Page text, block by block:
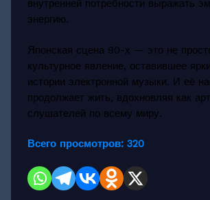
внутренней потребности выражать
энергию.
Японская сцена 90-х — это не
культурное явление, оставившее
истории электронной музыки. И её
продолжает жить, вдохновляя как
слушателей по всему миру.
Всего просмотров: 320